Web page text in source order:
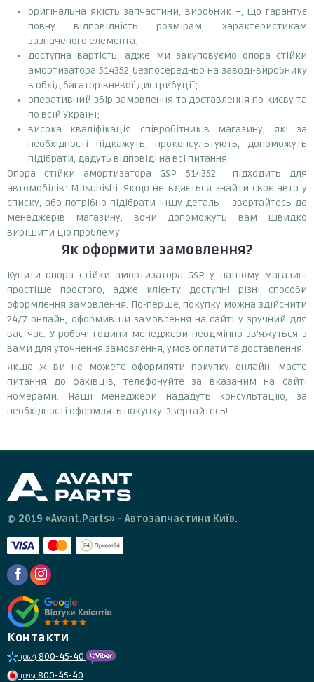
оригінальна якість запчастини, виробник –, що гарантує
повну відповідність розмірам, характеристикам
зазначеного елемента;
доступна вартість, адже ми закуповуємо опора стійки
амортизатора 514352 безпосередньо на заводі-виробнику
в обхід багаторівневої дистрибуції;
оперативний збір замовлення та доставлення по Києву та
по всій Україні;
висока кваліфікація співробітників магазину, які за
необхідності підкажуть, проконсультують, допоможуть
підібрати, дадуть відповіді на всі питання.
Опора стійки амортизатора GSP 514352 підходить для
автомобілів: Mitsubishi. Якщо не вдається знайти своє авто у
списку, або потрібно підібрати іншу деталь – звертайтесь до
менеджерів магазину, вони допоможуть вам швидко
вирішити цю проблему.
Як оформити замовлення?
Купити опора стійки амортизатора GSP у нашому магазині
простіше простого, адже клієнту доступні різні способи
оформлення замовлення. По-перше, покупку можна здійснити
24/7 онлайн, оформивши замовлення на сайті у зручний для
вас час. У робочі години менеджери неодмінно зв'яжуться з
вами для уточнення замовлення, умов оплати та доставлення.
Якщо ж ви не можете оформляти покупку онлайн, маєте
питання до фахівців, телефонуйте за вказаним на сайті
номерами. Наші менеджери нададуть консультацію, за
необхідності оформлять покупку. Звертайтесь!
© 2019 «Avant.Parts» - Автозапчастини Київ.
Контакти
(067) 800-45-40
(095) 800-45-40